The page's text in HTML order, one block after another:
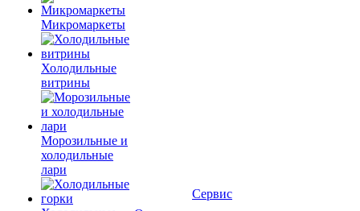
Микромаркеты
Холодильные
витрины
Морозильные и
холодильные
лари
Сервис